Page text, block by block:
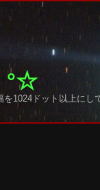
°☆
1024ドット以上にし